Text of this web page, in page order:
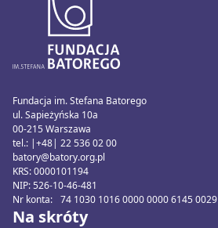
Fundacja im. Stefana Batorego
ul. Sapieżyńska 10a
00-215 Warszawa
tel.: |+48| 22 536 02 00
batory@batory.org.pl
KRS: 0000101194
NIP: 526-10-46-481
Nr konta: 74 1030 1016 0000 0000 6145 0029
Na skróty